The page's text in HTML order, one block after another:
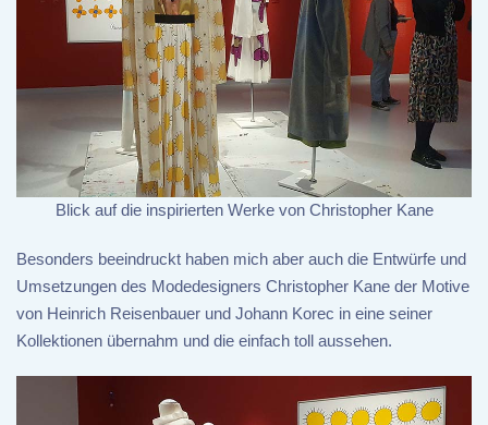
Blick auf die inspirierten Werke von Christopher Kane
Besonders beeindruckt haben mich aber auch die Entwürfe und
Umsetzungen des Modedesigners Christopher Kane der Motive
von Heinrich Reisenbauer und Johann Korec in eine seiner
Kollektionen übernahm und die einfach toll aussehen.